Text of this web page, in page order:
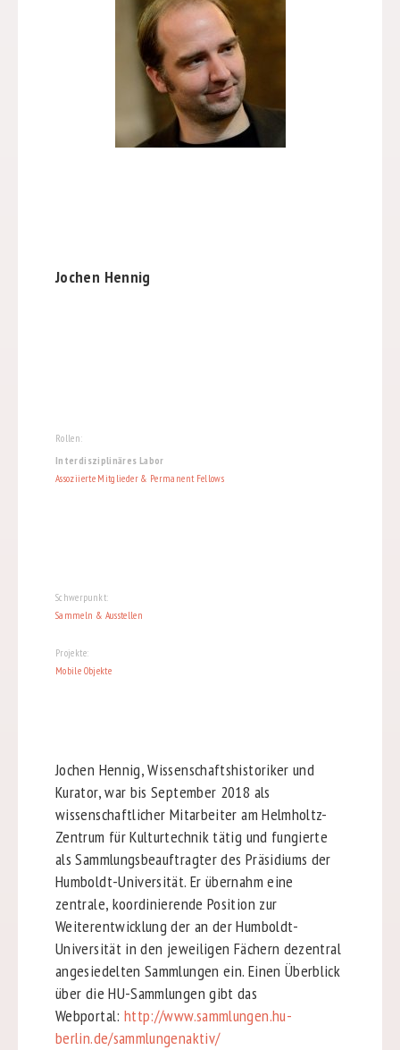
Jochen Hennig
Rollen:
Interdisziplinäres Labor
Assoziierte Mitglieder & Permanent Fellows
Schwerpunkt:
Sammeln & Ausstellen
Projekte:
Mobile Objekte
Jochen Hennig, Wissenschaftshistoriker und
Kurator, war bis September 2018 als
wissenschaftlicher Mitarbeiter am Helmholtz-
Zentrum für Kulturtechnik tätig und fungierte
als Sammlungsbeauftragter des Präsidiums der
Humboldt-Universität. Er übernahm eine
zentrale, koordinierende Position zur
Weiterentwicklung der an der Humboldt-
Universität in den jeweiligen Fächern dezentral
angesiedelten Sammlungen ein. Einen Überblick
über die HU-Sammlungen gibt das
Webportal: http://www.sammlungen.hu-
berlin.de/sammlungenaktiv/